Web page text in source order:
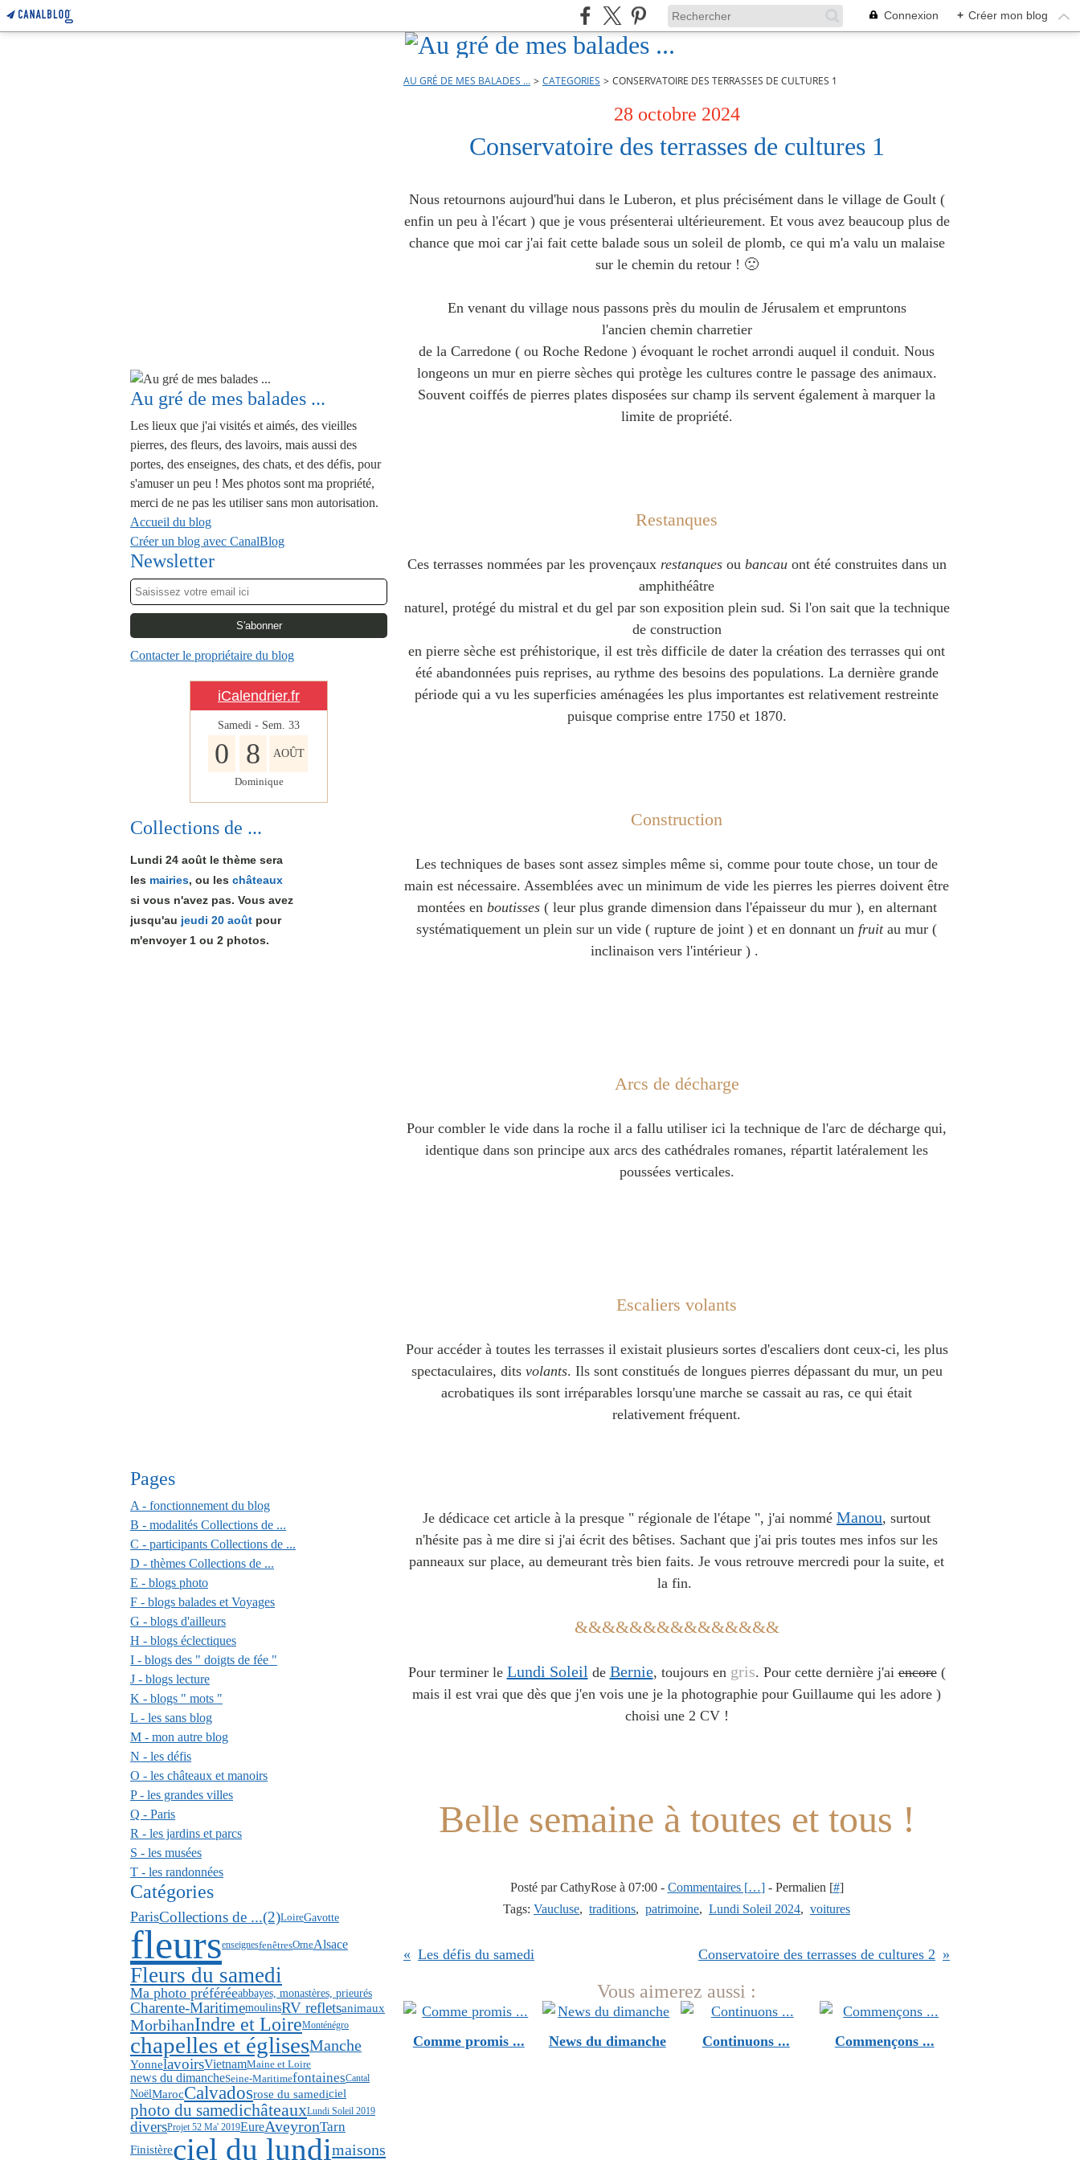
Connexion + Créer mon blog
Au gré de mes balades ...
Les lieux que j'ai visités et aimés, des vieilles
pierres, des fleurs, des lavoirs, mais aussi des
portes, des enseignes, des chats, et des défis, pour
s'amuser un peu ! Mes photos sont ma propriété,
merci de ne pas les utiliser sans mon autorisation.
Accueil du blog
Créer un blog avec CanalBlog
Newsletter
Contacter le propriétaire du blog
iCalendrier.fr
Samedi - Sem. 33
0 8 AOÛT
Dominique
Collections de ...
Lundi 24 août le thème sera
les mairies, ou les châteaux
si vous n'avez pas. Vous avez
jusqu'au jeudi 20 août pour
m'envoyer 1 ou 2 photos.
Pages
A - fonctionnement du blog
B - modalités Collections de ...
C - participants Collections de ...
D - thèmes Collections de ...
E - blogs photo
F - blogs balades et Voyages
G - blogs d'ailleurs
H - blogs éclectiques
I - blogs des " doigts de fée "
J - blogs lecture
K - blogs " mots "
L - les sans blog
M - mon autre blog
N - les défis
O - les châteaux et manoirs
P - les grandes villes
Q - Paris
R - les jardins et parcs
S - les musées
T - les randonnées
Catégories
ParisCollections de ...(2)LoireGavotte
fleursenseignesfenêtresOrneAlsace
Fleurs du samedi
Ma photo préféréeabbayes, monastères, prieurés
Charente-MaritimemoulinsRV refletsanimaux
MorbihanIndre et LoireMonténégro
chapelles et églisesManche
YonnelavoirsVietnamMaine et Loire
news du dimancheSeine-MaritimefontainesCantal
NoëlMarocCalvadosrose du samediciel
photo du samedichâteauxLundi Soleil 2019
diversProjet 52 Ma' 2019EureAveyronTarn
Finistèreciel du lundimaisons
AU GRÉ DE MES BALADES ... > CATEGORIES > CONSERVATOIRE DES TERRASSES DE CULTURES 1
28 octobre 2024
Conservatoire des terrasses de cultures 1
Nous retournons aujourd'hui dans le Luberon, et plus précisément dans le village de Goult (
enfin un peu à l'écart ) que je vous présenterai ultérieurement. Et vous avez beaucoup plus de
chance que moi car j'ai fait cette balade sous un soleil de plomb, ce qui m'a valu un malaise
sur le chemin du retour ! 🙁
En venant du village nous passons près du moulin de Jérusalem et empruntons
l'ancien chemin charretier
de la Carredone ( ou Roche Redone ) évoquant le rochet arrondi auquel il conduit. Nous
longeons un mur en pierre sèches qui protège les cultures contre le passage des animaux.
Souvent coiffés de pierres plates disposées sur champ ils servent également à marquer la
limite de propriété.
Restanques
Ces terrasses nommées par les provençaux restanquesou bancauont été construites dans un
amphithéâtre
naturel, protégé du mistral et du gel par son exposition plein sud. Si l'on sait que la technique
de construction
en pierre sèche est préhistorique, il est très difficile de dater la création des terrasses qui ont
été abandonnées puis reprises, au rythme des besoins des populations. La dernière grande
période qui a vu les superficies aménagées les plus importantes est relativement restreinte
puisque comprise entre 1750 et 1870.
Construction
Les techniques de bases sont assez simples même si, comme pour toute chose, un tour de
main est nécessaire. Assemblées avec un minimum de vide les pierres les pierres doivent être
montées en boutisses( leur plus grande dimension dans l'épaisseur du mur ), en alternant
systématiquement un plein sur un vide ( rupture de joint ) et en donnant un fruitau mur (
inclinaison vers l'intérieur ) .
Arcs de décharge
Pour combler le vide dans la roche il a fallu utiliser ici la technique de l'arc de décharge qui,
identique dans son principe aux arcs des cathédrales romanes, répartit latéralement les
poussées verticales.
Escaliers volants
Pour accéder à toutes les terrasses il existait plusieurs sortes d'escaliers dont ceux-ci, les plus
spectaculaires, dits volants. Ils sont constitués de longues pierres dépassant du mur, un peu
acrobatiques ils sont irréparables lorsqu'une marche se cassait au ras, ce qui était
relativement fréquent.
Je dédicace cet article à la presque " régionale de l'étape ", j'ai nommé Manou, surtout
n'hésite pas à me dire si j'ai écrit des bêtises. Sachant que j'ai pris toutes mes infos sur les
panneaux sur place, au demeurant très bien faits. Je vous retrouve mercredi pour la suite, et
la fin.
&&&&&&&&&&&&&&&
Pour terminer le Lundi Soleil de Bernie, toujours en gris. Pour cette dernière j'aiencore(
mais il est vrai que dès que j'en vois une je la photographie pour Guillaume qui les adore )
choisi une 2 CV !
Belle semaine à toutes et tous !
Posté par CathyRose à 07:00 - Commentaires […]- Permalien [#]
Tags: Vaucluse, traditions, patrimoine, Lundi Soleil 2024, voitures
Les défis du samedi Conservatoire des terrasses de cultures 2
Vous aimerez aussi :
Comme promis ... News du dimanche Continuons ... Commençons ...